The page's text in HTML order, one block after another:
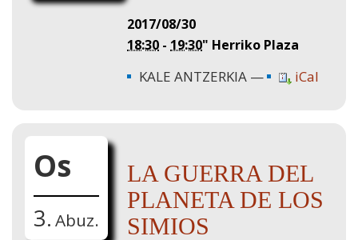
2017/08/30
18:30 - 19:30" Herriko Plaza
KALE ANTZERKIA iCal
Os
3. Abuz.
LA GUERRA DEL
PLANETA DE LOS
SIMIOS